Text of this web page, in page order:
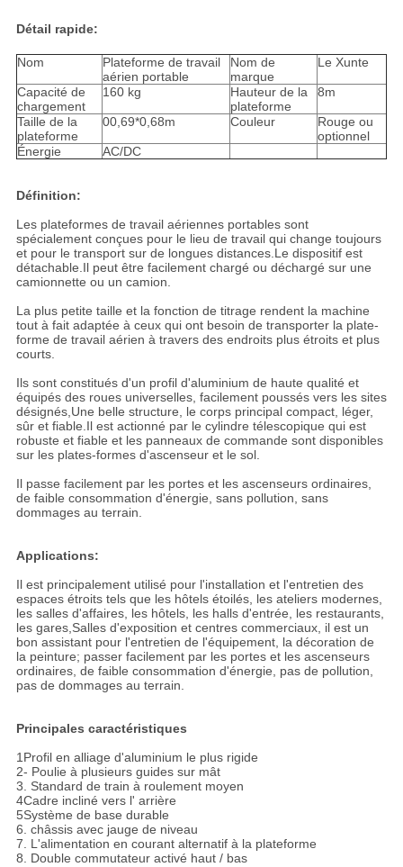
Détail rapide:
Nom
Plateforme de travail
aérien portable
Nom de
marque
Le Xunte
Capacité de
chargement
160 kg
Hauteur de la
plateforme
8m
Taille de la
plateforme
00,69*0,68m Couleur
Rouge ou
optionnel
Énergie
AC/DC
Définition:
Les plateformes de travail aériennes portables sont
spécialement conçues pour le lieu de travail qui change toujours
et pour le transport sur de longues distances.Le dispositif est
détachable.Il peut être facilement chargé ou déchargé sur une
camionnette ou un camion.
La plus petite taille et la fonction de titrage rendent la machine
tout à fait adaptée à ceux qui ont besoin de transporter la plate-
forme de travail aérien à travers des endroits plus étroits et plus
courts.
Ils sont constitués d'un profil d'aluminium de haute qualité et
équipés des roues universelles, facilement poussés vers les sites
désignés,Une belle structure, le corps principal compact, léger,
sûr et fiable.Il est actionné par le cylindre télescopique qui est
robuste et fiable et les panneaux de commande sont disponibles
sur les plates-formes d'ascenseur et le sol.
Il passe facilement par les portes et les ascenseurs ordinaires,
de faible consommation d'énergie, sans pollution, sans
dommages au terrain.
Applications:
Il est principalement utilisé pour l'installation et l'entretien des
espaces étroits tels que les hôtels étoilés, les ateliers modernes,
les salles d'affaires, les hôtels, les halls d'entrée, les restaurants,
les gares,Salles d'exposition et centres commerciaux, il est un
bon assistant pour l'entretien de l'équipement, la décoration de
la peinture; passer facilement par les portes et les ascenseurs
ordinaires, de faible consommation d'énergie, pas de pollution,
pas de dommages au terrain.
Principales caractéristiques
1Profil en alliage d'aluminium le plus rigide
2- Poulie à plusieurs guides sur mât
3. Standard de train à roulement moyen
4Cadre incliné vers l' arrière
5Système de base durable
6. châssis avec jauge de niveau
7. L'alimentation en courant alternatif à la plateforme
8. Double commutateur activé haut / bas